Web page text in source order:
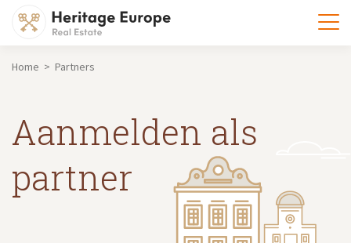
Home > Partners
Aanmelden als
partner